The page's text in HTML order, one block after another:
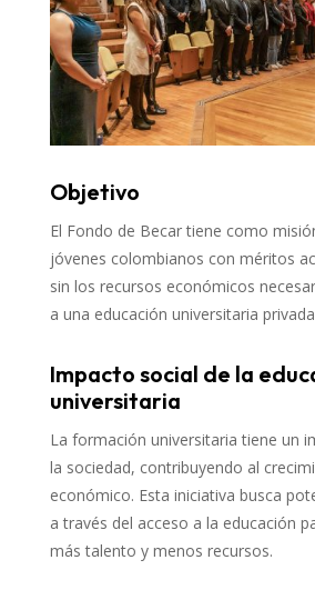
Objetivo
El Fondo de Becar tiene como
jóvenes colombianos con méritos
sin los recursos económicos
a una educación universitaria
Impacto social de la
universitaria
La formación universitaria tiene un
la sociedad, contribuyendo al
económico. Esta iniciativa busca
a través del acceso a la educación
más talento y menos recursos.